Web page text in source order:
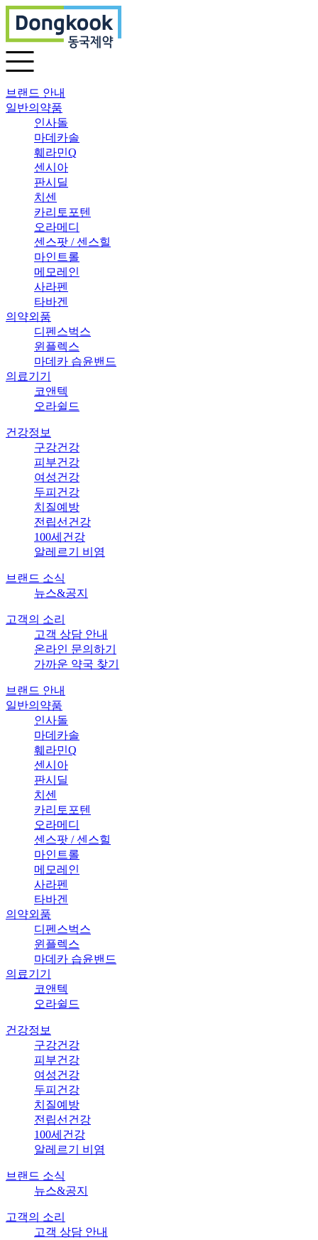
브랜드 안내
일반의약품
인사돌
마데카솔
훼라민Q
센시아
판시딜
치센
카리토포텐
오라메디
센스팟 / 센스힐
마인트롤
메모레인
사라펜
타바겐
의약외품
디펜스벅스
윈플렉스
마데카 습윤밴드
의료기기
코앤텍
오라쉴드
건강정보
구강건강
피부건강
여성건강
두피건강
치질예방
전립선건강
100세건강
알레르기 비염
브랜드 소식
뉴스&공지
고객의 소리
고객 상담 안내
온라인 문의하기
가까운 약국 찾기
브랜드 안내
일반의약품
인사돌
마데카솔
훼라민Q
센시아
판시딜
치센
카리토포텐
오라메디
센스팟 / 센스힐
마인트롤
메모레인
사라펜
타바겐
의약외품
디펜스벅스
윈플렉스
마데카 습윤밴드
의료기기
코앤텍
오라쉴드
건강정보
구강건강
피부건강
여성건강
두피건강
치질예방
전립선건강
100세건강
알레르기 비염
브랜드 소식
뉴스&공지
고객의 소리
고객 상담 안내